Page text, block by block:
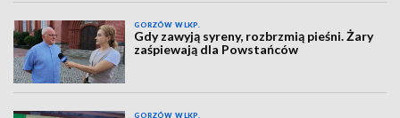
GORZÓW WLKP.
Gdy zawyją syreny, rozbrzmią pieśni. Żary
zaśpiewają dla Powstańców
GORZÓW WLKP.